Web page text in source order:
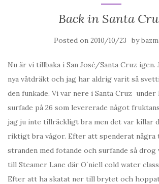
Back in Santa
Posted on 2010/10/23 by
Nu är vi tillbaka i San José/Santa Cruz igen.
nya våtdräkt och jag har aldrig varit så
den funkade. Vi var nere i Santa Cruz under
surfade på 26 som levererade något
jag ju inte tillräckligt bra men det var killar
riktigt bra vågor. Efter att spenderat några
stranden med fotande och surfande så
till Steamer Lane där O´niell cold water
Efter att ha skatat ner till brytet och